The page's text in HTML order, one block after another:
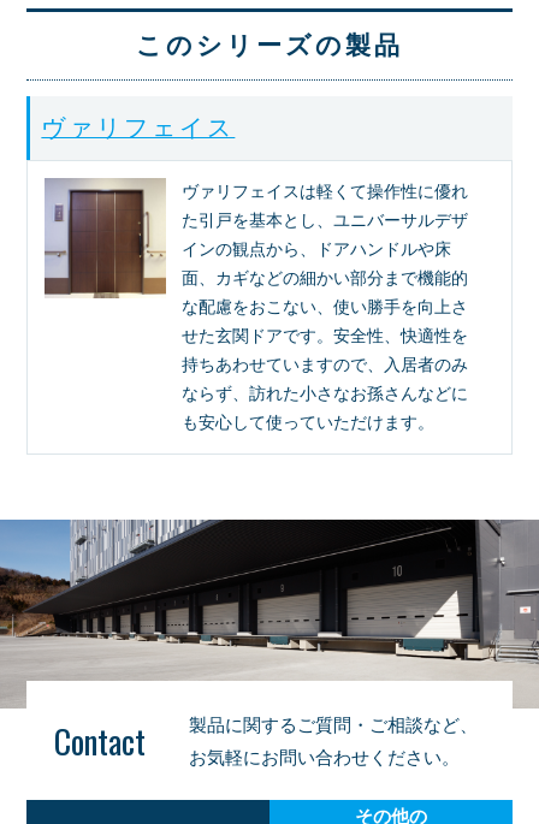
このシリーズの製品
ヴァリフェイス
ヴァリフェイスは軽くて操作性に優れ
た引戸を基本とし、ユニバーサルデザ
インの観点から、ドアハンドルや床
面、カギなどの細かい部分まで機能的
な配慮をおこない、使い勝手を向上さ
せた玄関ドアです。安全性、快適性を
持ちあわせていますので、入居者のみ
ならず、訪れた小さなお孫さんなどに
も安心して使っていただけます。
Contact
製品に関するご質問・ご相談など、
お気軽にお問い合わせください。
その他の